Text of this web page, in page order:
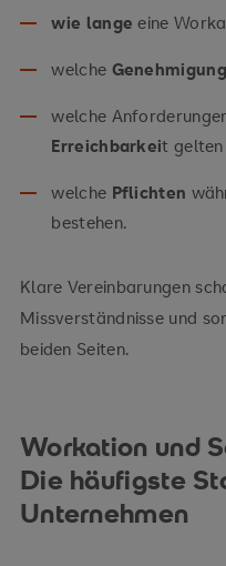
wie lange eine
welche
welche
Erreichbarkeit gelten
welche Pflichten
bestehen.
Klare Vereinbarungen
Missverständnisse und
beiden Seiten.
Workation und
Die häufigste
Unternehmen